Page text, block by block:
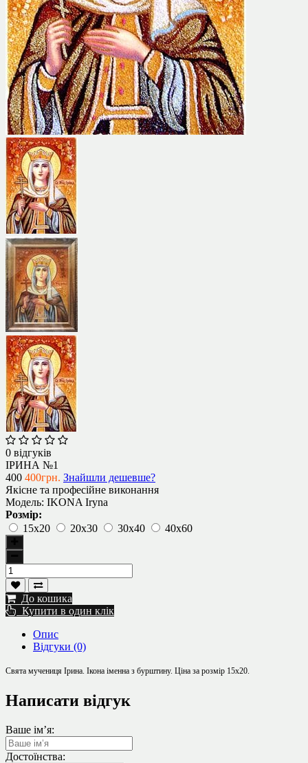
0 відгуків
ІРИНА №1
400 400грн. Знайшли дешевше?
Якісне та професійне виконання
Модель: IKONA Iryna
Розмір:
15х20
20х30 30х40 40х60
До кошика
Купити в один клік
Опис
Відгуки (0)
Свята мучениця Ірина. Ікона іменна з бурштину. Ціна за розмір 15х20.
Написати відгук
Ваше ім’я:
Достоїнства: